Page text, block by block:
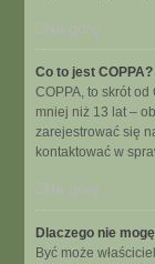
Na górę
Co to jest COPPA?
COPPA, to skrót
mniej niż 13 lat –
zarejestrować się
kontaktować w
Na górę
Dlaczego nie
Być może